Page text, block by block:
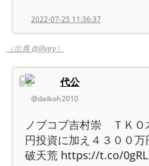
2022-07-25 11:36:37
（出典 @illyiry）
代公
@daikoh2010
ノブコブ吉村崇 ＴＫＯ
円投資に加え４３００
破天荒 https://t.co/